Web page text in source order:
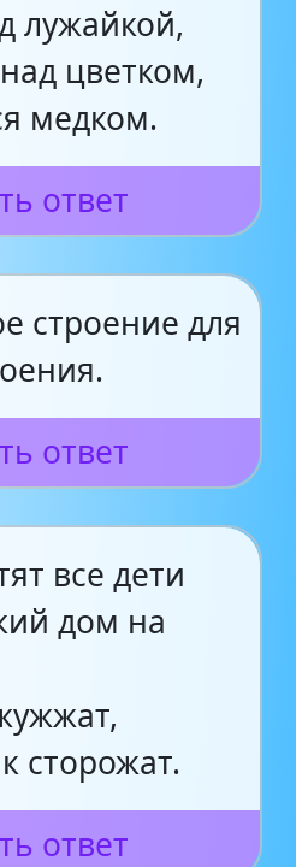
лужайкой,
цветком,
медком.
ответ
строение для
ответ
все дети
дом на
сторожат.
ответ